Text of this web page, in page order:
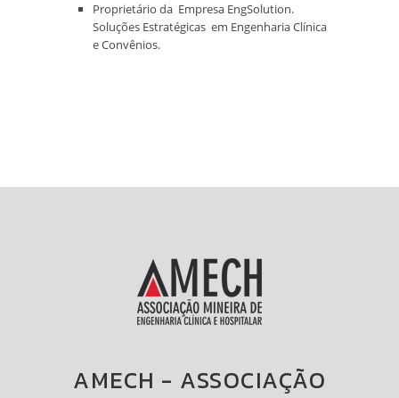
Proprietário da Empresa EngSolution.
Soluções Estratégicas em Engenharia Clínica
e Convênios.
AMECH - ASSOCIAÇÃO